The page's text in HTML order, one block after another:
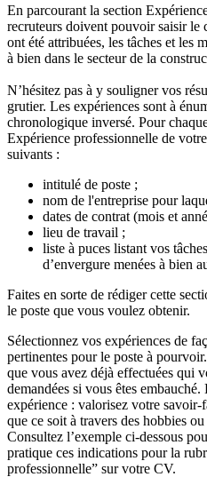
En parcourant la section
recruteurs doivent pouvoir saisir le
ont été attribuées, les tâches et les
à bien dans le secteur de la
N’hésitez pas à y souligner vos
grutier. Les expériences sont à
chronologique inversé. Pour
Expérience professionnelle de
suivants :
intitulé de poste ;
nom de l'entreprise pour
dates de contrat (mois et
lieu de travail ;
liste à puces listant vos
d’envergure menées à bien
Faites en sorte de rédiger cette
le poste que vous voulez obtenir.
Sélectionnez vos expériences de
pertinentes pour le poste à
que vous avez déjà effectuées qui
demandées si vous êtes
expérience : valorisez votre
que ce soit à travers des hobbies
Consultez l’exemple ci-dessous
pratique ces indications pour la
professionnelle” sur votre CV.